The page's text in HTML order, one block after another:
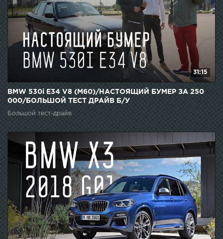
31:15
BMW 530i E34 V8 (M60)/НАСТОЯЩИЙ БУМЕР ЗА 250
000/БОЛЬШОЙ ТЕСТ ДРАЙВ Б/У
Большой тест-драйв